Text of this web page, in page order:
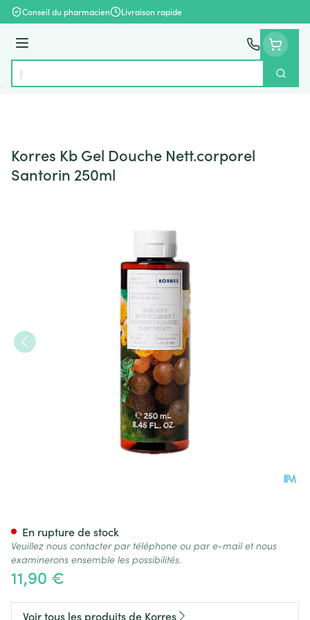
Aller au contenu
Conseil du pharmacien Livraison rapide
Menu
Rechercher
Korres Kb Gel Douche Nett.corporel
Santorin 250ml
11,90 €
En rupture de stock
Veuillez nous contacter par téléphone ou par e-mail et nous
examinerons ensemble les possibilités.
Voir tous les produits de Korres